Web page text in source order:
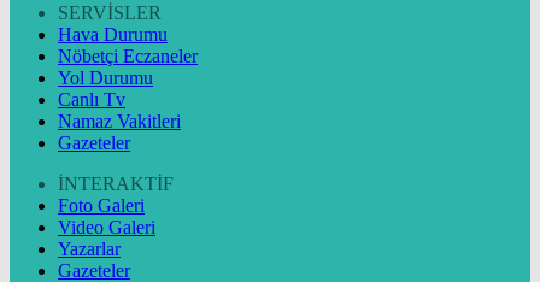
SERVİSLER
Hava Durumu
Nöbetçi Eczaneler
Yol Durumu
Canlı Tv
Namaz Vakitleri
Gazeteler
İNTERAKTİF
Foto Galeri
Video Galeri
Yazarlar
Gazeteler